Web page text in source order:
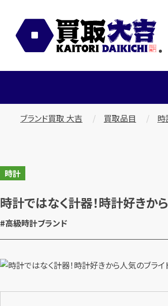
ブランド買取 大吉 買取品目 時
時計
時計ではなく計器！時計好きか
#高級時計ブランド